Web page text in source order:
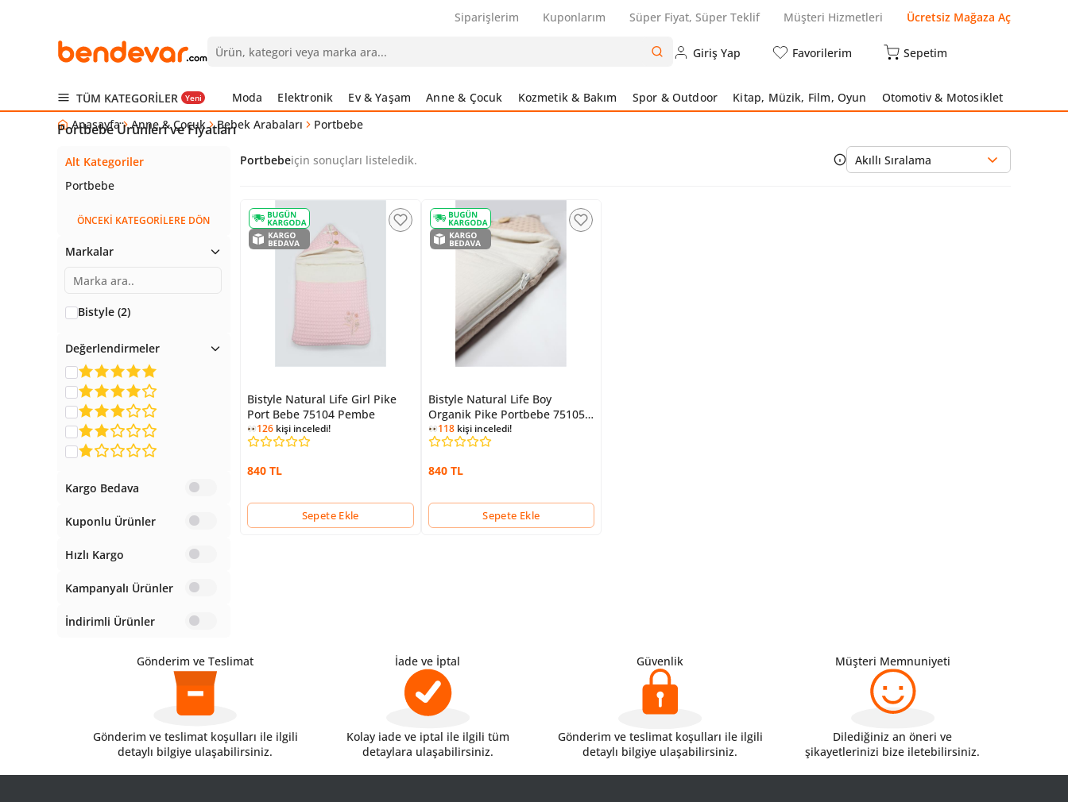
Siparişlerim Kuponlarım Süper Fiyat, Süper Teklif Müşteri Hizmetleri Ücretsiz Mağaza Aç
Giriş Yap Favorilerim Sepetim
TÜM KATEGORİLER Yeni Moda Elektronik Ev & Yaşam Anne & Çocuk Kozmetik & Bakım Spor & Outdoor Kitap, Müzik, Film, Oyun
Otomotiv & Motosiklet
Anasayfa
Anne & Çocuk Bebek Arabaları Portbebe
Portbebe Ürünleri ve Fiyatları
Alt Kategoriler
Portbebe
ÖNCEKİ KATEGORİLERE DÖN
Markalar
Bistyle (2)
Değerlendirmeler
Kargo Bedava
Kuponlu Ürünler
Hızlı Kargo
Kampanyalı Ürünler
İndirimli Ürünler
Portbebeiçin sonuçları listeledik. Akıllı Sıralama
Bistyle Natural Life Girl Pike
Port Bebe 75104 Pembe
126 kişi inceledi!
840 TL
Sepete Ekle
Bistyle Natural Life Boy
Organik Pike Portbebe 75105
Bej118kişi inceledi!
840 TL
Sepete Ekle
Gönderim ve Teslimat
Gönderim ve teslimat koşulları ile ilgili
detaylı bilgiye ulaşabilirsiniz.
İade ve İptal
Kolay iade ve iptal ile ilgili tüm
detaylara ulaşabilirsiniz.
Güvenlik
Gönderim ve teslimat koşulları ile ilgili
detaylı bilgiye ulaşabilirsiniz.
Müşteri Memnuniyeti
Dilediğiniz an öneri ve
şikayetlerinizi bize iletebilirsiniz.